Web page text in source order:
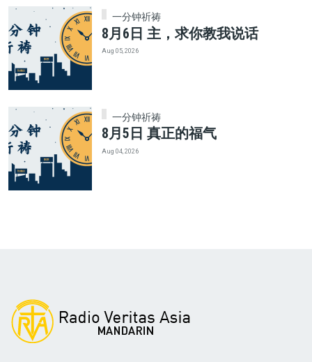
一分钟祈祷
8月6日 主，求你教我说话
Aug 05, 2026
一分钟祈祷
8月5日 真正的福气
Aug 04, 2026